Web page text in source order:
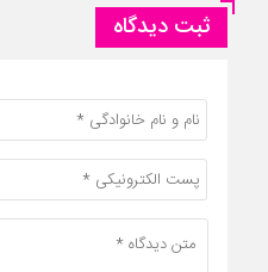
ثبت دیدگاه